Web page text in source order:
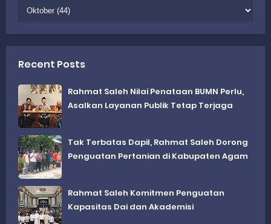
Recent Posts
Rahmat Saleh Nilai Penataan BUMN Perlu,
Asalkan Layanan Publik Tetap Terjaga
Tak Terbatas Dapil, Rahmat Saleh Dorong
Penguatan Pertanian di Kabupaten Agam
Rahmat Saleh Komitmen Penguatan
Kapasitas Dai dan Akademisi